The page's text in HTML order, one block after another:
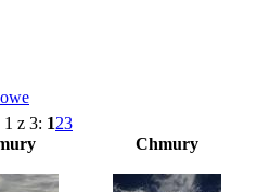
1 z 3: 123
Chmury